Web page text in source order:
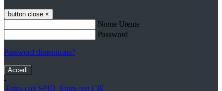
button close ×
Nome Utente
Password
Password dimenticata?
-
Entra con SPID Entra con CIE